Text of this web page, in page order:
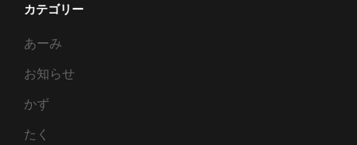
カテゴリー
あーみ
お知らせ
かず
たく